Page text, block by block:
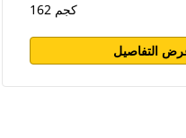
162 كجم
التفاصيل